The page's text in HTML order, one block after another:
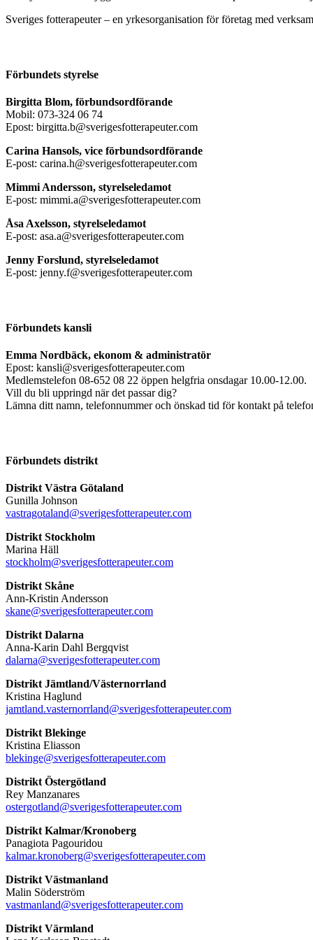
Sveriges fotterapeuter – en yrkesorganisation för företag med
Förbundets styrelse
Birgitta Blom, förbundsordförande
Mobil: 073-324 06 74
Epost: birgitta.b@sverigesfotterapeuter.com
Carina Hansols, vice förbundsordförande
E-post: carina.h@sverigesfotterapeuter.com
Mimmi Andersson, styrelseledamot
E-post: mimmi.a@sverigesfotterapeuter.com
Åsa Axelsson, styrelseledamot
E-post: asa.a@sverigesfotterapeuter.com
Jenny Forslund, styrelseledamot
E-post: jenny.f@sverigesfotterapeuter.com
Förbundets kansli
Emma Nordbäck, ekonom & administratör
Epost: kansli@sverigesfotterapeuter.com
Medlemstelefon 08-652 08 22 öppen helgfria onsdagar 10.00-12.00.
Vill du bli uppringd när det passar dig?
Lämna ditt namn, telefonnummer och önskad tid för kontakt på
Förbundets distrikt
Distrikt Västra Götaland
Gunilla Johnson
vastragotaland@sverigesfotterapeuter.com
Distrikt Stockholm
Marina Häll
stockholm@sverigesfotterapeuter.com
Distrikt Skåne
Ann-Kristin Andersson
skane@sverigesfotterapeuter.com
Distrikt Dalarna
Anna-Karin Dahl Bergqvist
dalarna@sverigesfotterapeuter.com
Distrikt Jämtland/Västernorrland
Kristina Haglund
jamtland.vasternorrland@sverigesfotterapeuter.com
Distrikt Blekinge
Kristina Eliasson
blekinge@sverigesfotterapeuter.com
Distrikt Östergötland
Rey Manzanares
ostergotland@sverigesfotterapeuter.com
Distrikt Kalmar/Kronoberg
Panagiota Pagouridou
kalmar.kronoberg@sverigesfotterapeuter.com
Distrikt Västmanland
Malin Söderström
vastmanland@sverigesfotterapeuter.com
Distrikt Värmland